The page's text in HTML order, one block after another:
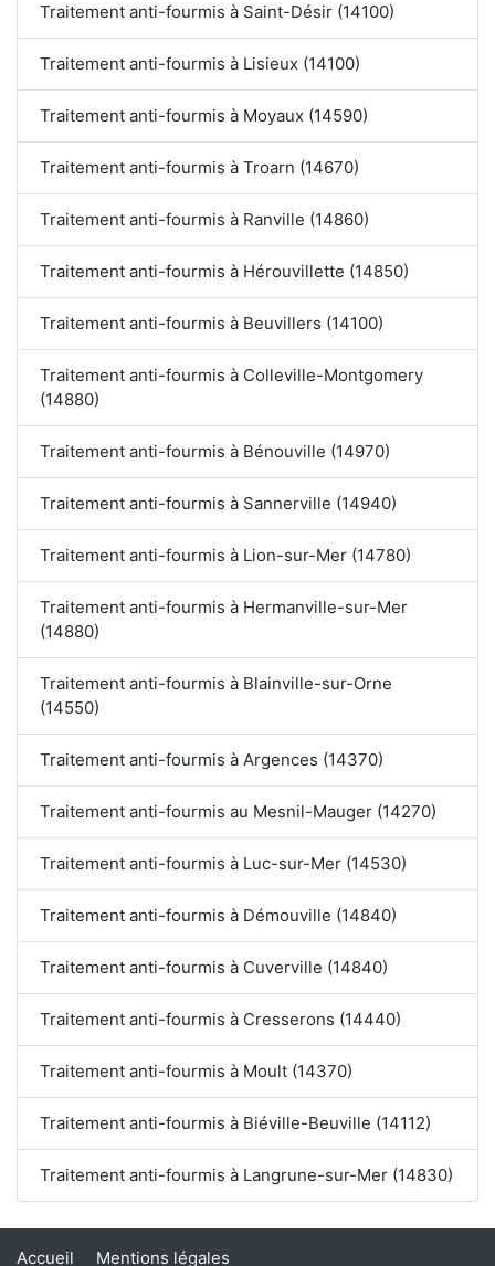
Traitement anti-fourmis à Saint-Désir (14100)
Traitement anti-fourmis à Lisieux (14100)
Traitement anti-fourmis à Moyaux (14590)
Traitement anti-fourmis à Troarn (14670)
Traitement anti-fourmis à Ranville (14860)
Traitement anti-fourmis à Hérouvillette (14850)
Traitement anti-fourmis à Beuvillers (14100)
Traitement anti-fourmis à Colleville-Montgomery
(14880)
Traitement anti-fourmis à Bénouville (14970)
Traitement anti-fourmis à Sannerville (14940)
Traitement anti-fourmis à Lion-sur-Mer (14780)
Traitement anti-fourmis à Hermanville-sur-Mer
(14880)
Traitement anti-fourmis à Blainville-sur-Orne
(14550)
Traitement anti-fourmis à Argences (14370)
Traitement anti-fourmis au Mesnil-Mauger (14270)
Traitement anti-fourmis à Luc-sur-Mer (14530)
Traitement anti-fourmis à Démouville (14840)
Traitement anti-fourmis à Cuverville (14840)
Traitement anti-fourmis à Cresserons (14440)
Traitement anti-fourmis à Moult (14370)
Traitement anti-fourmis à Biéville-Beuville (14112)
Traitement anti-fourmis à Langrune-sur-Mer (14830)
Accueil Mentions légales